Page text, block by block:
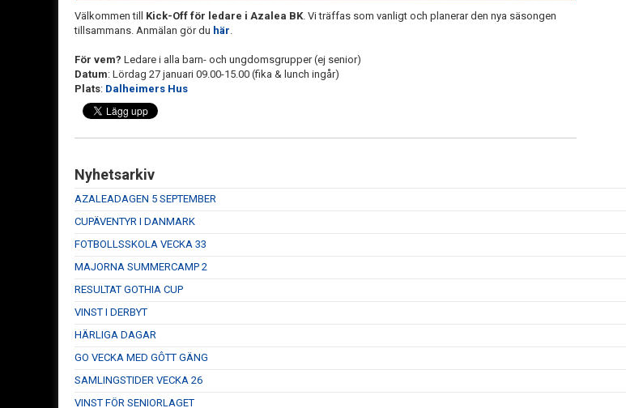
Välkommen till Kick-Off för ledare i Azalea BK. Vi träffas som vanligt och planerar den nya säsongen
tillsammans. Anmälan gör du här.
För vem? Ledare i alla barn- och ungdomsgrupper (ej senior)
Datum: Lördag 27 januari 09.00-15.00 (fika & lunch ingår)
Plats: Dalheimers Hus
Nyhetsarkiv
AZALEADAGEN 5 SEPTEMBER
CUPÄVENTYR I DANMARK
FOTBOLLSSKOLA VECKA 33
MAJORNA SUMMERCAMP 2
RESULTAT GOTHIA CUP
VINST I DERBYT
HÄRLIGA DAGAR
GO VECKA MED GÔTT GÄNG
SAMLINGSTIDER VECKA 26
VINST FÖR SENIORLAGET